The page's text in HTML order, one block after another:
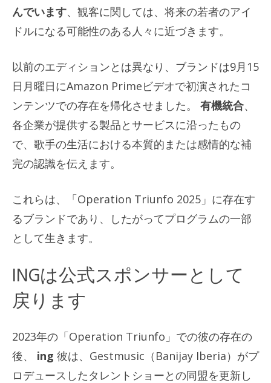
んでいます、観客に関しては、将来の若者のアイ
ドルになる可能性のある人々に近づきます。
以前のエディションとは異なり、ブランドは9月15
日月曜日にAmazon Primeビデオで初演されたコ
ンテンツでの存在を帰化させました。 有機統合、
各企業が提供する製品とサービスに沿ったもの
で、歌手の生活における本質的または感情的な補
完の認識を伝えます。
これらは、「Operation Triunfo 2025」に存在す
るブランドであり、したがってプログラムの一部
として生きます。
INGは公式スポンサーとして
戻ります
2023年の「Operation Triunfo」での彼の存在の
後、 ing 彼は、Gestmusic（Banijay Iberia）がプ
ロデュースしたタレントショーとの同盟を更新し